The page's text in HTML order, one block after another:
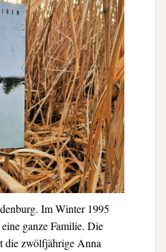
Im Winter 1995
ganze Familie. Die
die zwölfjährige Anna